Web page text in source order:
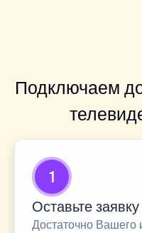
Подключаем
1
Оставьте заявку
Достаточно Вашего